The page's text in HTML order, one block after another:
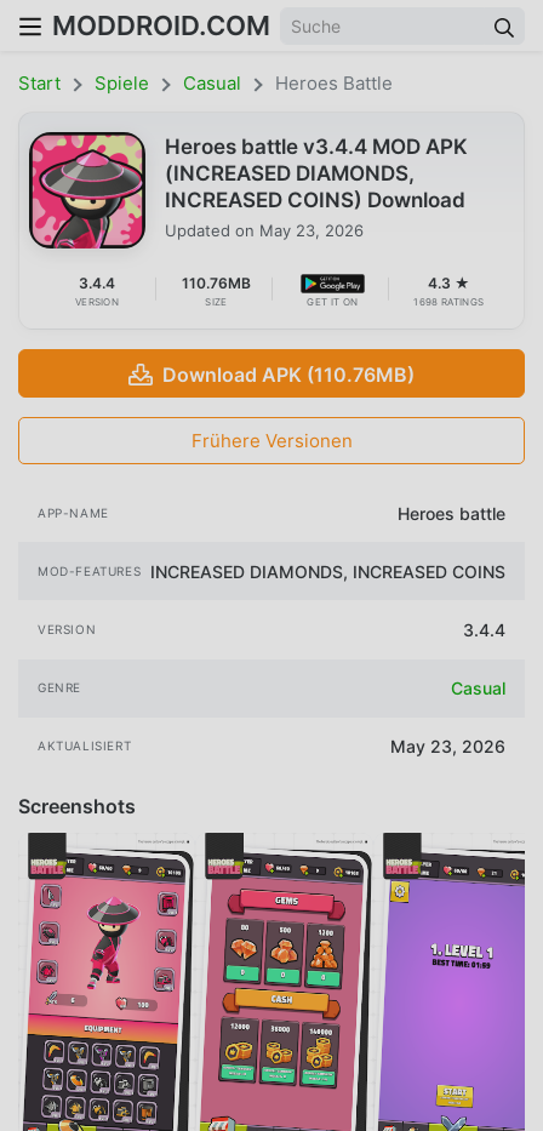
MODDROID.COM
Start Spiele Casual Heroes Battle
Heroes battle v3.4.4 MOD APK
(INCREASED DIAMONDS,
INCREASED COINS) Download
Updated on May 23, 2026
3.4.4
VERSION
110.76MB
SIZE GET IT ON
4.3 ★
1698 RATINGS
Download APK (110.76MB)
Frühere Versionen
APP-NAME Heroes battle
MOD-FEATURES INCREASED DIAMONDS, INCREASED COINS
VERSION 3.4.4
GENRE Casual
AKTUALISIERT May 23, 2026
Screenshots